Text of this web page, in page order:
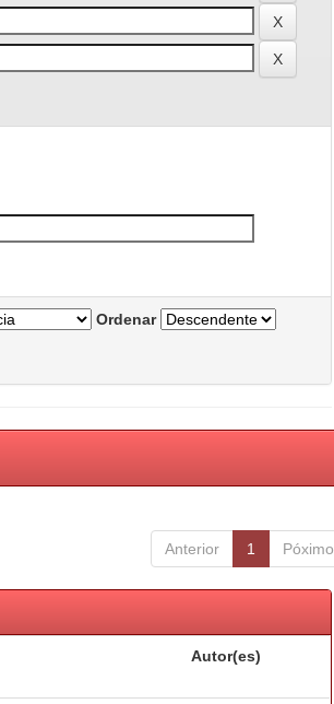
Ordenar
Anterior 1 Póximo
Autor(es)